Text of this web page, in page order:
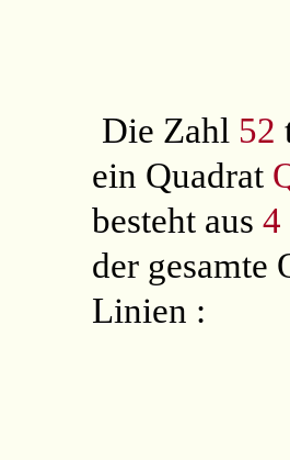
Die Zahl 52
ein Quadrat
besteht aus 4
der gesamte
Linien :